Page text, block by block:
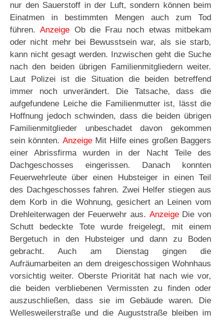
nur den Sauerstoff in der Luft, sondern können beim
Einatmen in bestimmten Mengen auch zum Tod
führen.Anzeige Ob die Frau noch etwas mitbekam
oder nicht mehr bei Bewusstsein war, als sie starb,
kann nicht gesagt werden. Inzwischen geht die Suche
nach den beiden übrigen Familienmitgliedern weiter.
Laut Polizei ist die Situation die beiden betreffend
immer noch unverändert. Die Tatsache, dass die
aufgefundene Leiche die Familienmutter ist, lässt die
Hoffnung jedoch schwinden, dass die beiden übrigen
Familienmitglieder unbeschadet davon gekommen
sein könnten. Anzeige Mit Hilfe eines großen Baggers
einer Abrissfirma wurden in der Nacht Teile des
Dachgeschosses eingerissen. Danach konnten
Feuerwehrleute über einen Hubsteiger in einen Teil
des Dachgeschosses fahren. Zwei Helfer stiegen aus
dem Korb in die Wohnung, gesichert an Leinen vom
Drehleiterwagen der Feuerwehr aus. AnzeigeDie von
Schutt bedeckte Tote wurde freigelegt, mit einem
Bergetuch in den Hubsteiger und dann zu Boden
gebracht. Auch am Dienstag gingen die
Aufräumarbeiten an dem dreigeschossigen Wohnhaus
vorsichtig weiter. Oberste Priorität hat nach wie vor,
die beiden verbliebenen Vermissten zu finden oder
auszuschließen, dass sie im Gebäude waren. Die
Wellesweilerstraße und die Auguststraße bleiben im